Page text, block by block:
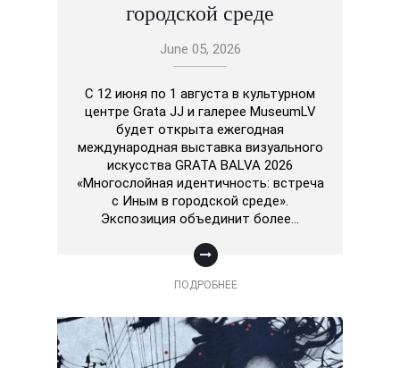
городской среде
June 05, 2026
С 12 июня по 1 августа в культурном
центре Grata JJ и галерее MuseumLV
будет открыта ежегодная
международная выставка визуального
искусства GRATA BALVA 2026
«Многослойная идентичность: встреча
с Иным в городской среде».
Экспозиция объединит более…
ПОДРОБНЕЕ